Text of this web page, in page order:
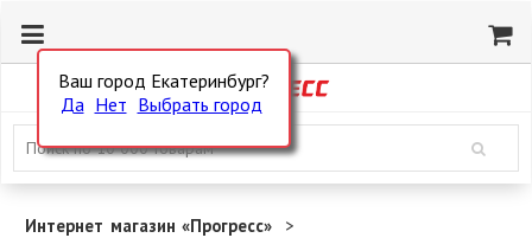
Ваш город Екатеринбург?
Да Нет Выбрать город
Интернет магазин «Прогресс»